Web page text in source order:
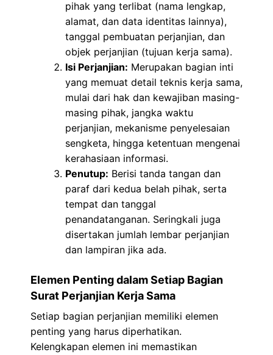
pihak yang terlibat (nama lengkap,
alamat, dan data identitas lainnya),
tanggal pembuatan perjanjian, dan
objek perjanjian (tujuan kerja sama).
Isi Perjanjian: Merupakan bagian inti
yang memuat detail teknis kerja sama,
mulai dari hak dan kewajiban masing-
masing pihak, jangka waktu
perjanjian, mekanisme penyelesaian
sengketa, hingga ketentuan mengenai
kerahasiaan informasi.
Penutup: Berisi tanda tangan dan
paraf dari kedua belah pihak, serta
tempat dan tanggal
penandatanganan. Seringkali juga
disertakan jumlah lembar perjanjian
dan lampiran jika ada.
Elemen Penting dalam Setiap Bagian
Surat Perjanjian Kerja Sama
Setiap bagian perjanjian memiliki elemen
penting yang harus diperhatikan.
Kelengkapan elemen ini memastikan